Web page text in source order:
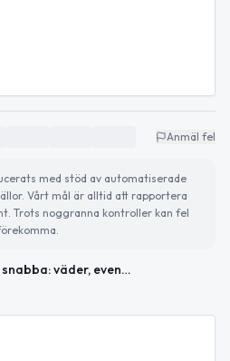
Anmäl fel
med stöd av automatiserade
Vårt mål är alltid att rapportera
Trots noggranna kontroller kan fel
Dagens snabba: väder, evenemang och trafikinfo